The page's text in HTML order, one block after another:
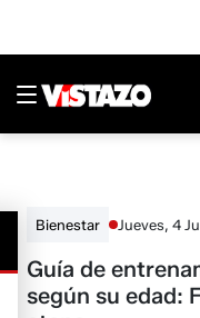
Bienestar Jueves, 4
Guía de
según su edad: